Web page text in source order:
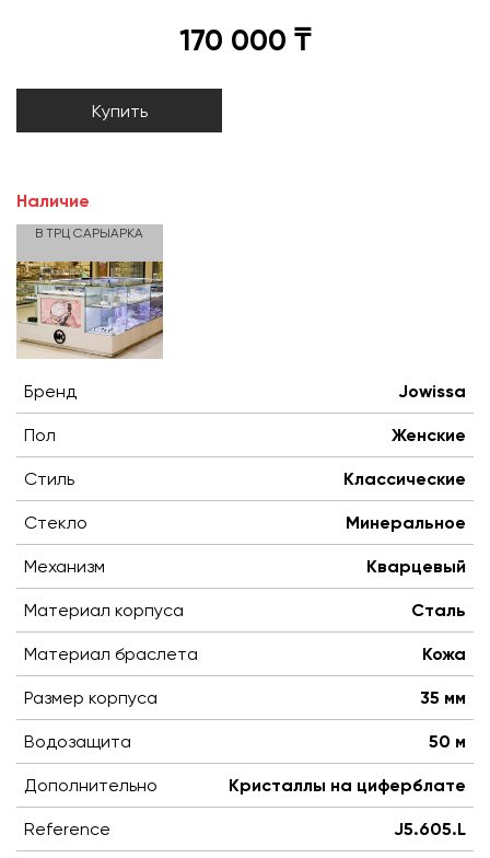
170 000 ₸
Купить
Наличие
В ТРЦ САРЫАРКА
Бренд Jowissa
Пол Женские
Стиль Классические
Стекло Минеральное
Механизм Кварцевый
Материал корпуса Сталь
Материал браслета Кожа
Размер корпуса 35 мм
Водозащита 50 м
Дополнительно Кристаллы на циферблате
Reference J5.605.L